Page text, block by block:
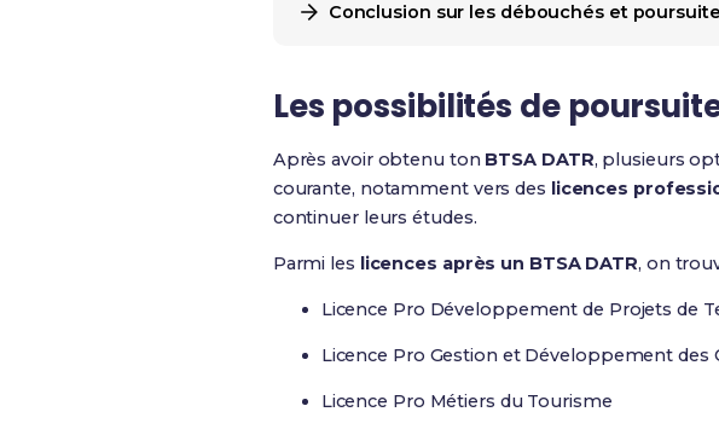
Conclusion sur les débouchés et
Les possibilités de
Après avoir obtenu ton BTSA DATR, plusieurs
courante, notamment vers des licences
continuer leurs études.
Parmi les licences après un BTSA DATR, on
Licence Pro Développement de Projets de
Licence Pro Gestion et Développement des
Licence Pro Métiers du Tourisme